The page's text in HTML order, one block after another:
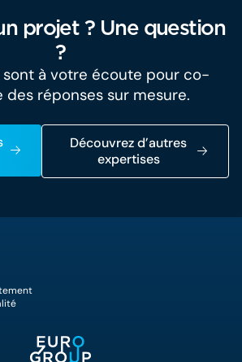
projet ? Une question
?
sont à votre écoute pour co-
des réponses sur mesure.
Découvrez d’autres
expertises